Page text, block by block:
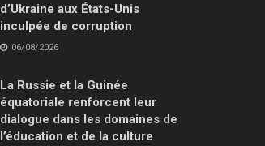
d’Ukraine aux États-Unis
inculpée de corruption
06/08/2026
La Russie et la Guinée
équatoriale renforcent leur
dialogue dans les domaines de
l’éducation et de la culture